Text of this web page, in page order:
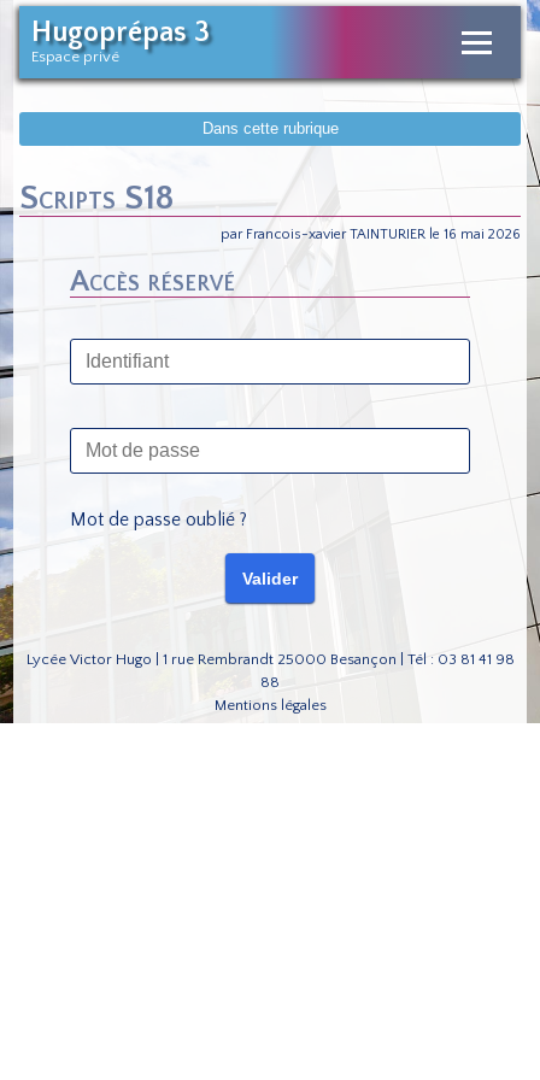
Hugoprépas 3
Espace privé
Dans cette rubrique
Scripts S18
par Francois-xavier TAINTURIER le 16 mai 2026
Accès réservé
Mot de passe oublié ?
Lycée Victor Hugo | 1 rue Rembrandt 25000 Besançon | Tél : 03 81 41 98
88
Mentions légales